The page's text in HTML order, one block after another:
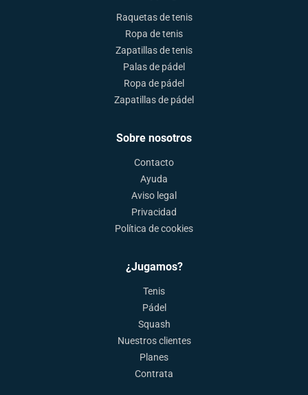
Raquetas de tenis
Ropa de tenis
Zapatillas de tenis
Palas de pádel
Ropa de pádel
Zapatillas de pádel
Sobre nosotros
Contacto
Ayuda
Aviso legal
Privacidad
Política de cookies
¿Jugamos?
Tenis
Pádel
Squash
Nuestros clientes
Planes
Contrata